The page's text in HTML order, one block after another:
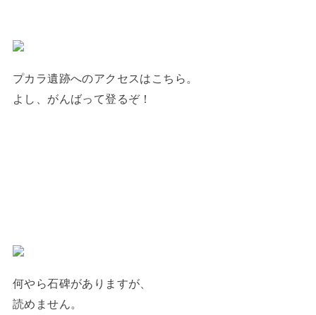
プカラ遺跡へのアクセスはこちら。
よし、がんばって登るぞ！
何やら石碑がありますが、
読めません。